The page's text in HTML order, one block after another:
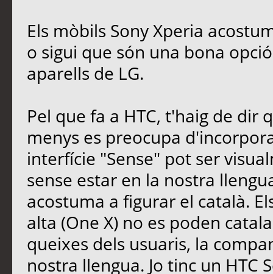
Els mòbils Sony Xperia
o sigui que són una bona
aparells de LG.
Pel que fa a HTC, t'haig de dir
menys es preocupa
interfície "Sense" pot ser
sense estar en la nostra
acostuma a figurar el català.
alta (One X) no es poden
queixes dels usuaris, la
nostra llengua. Jo tinc un HTC